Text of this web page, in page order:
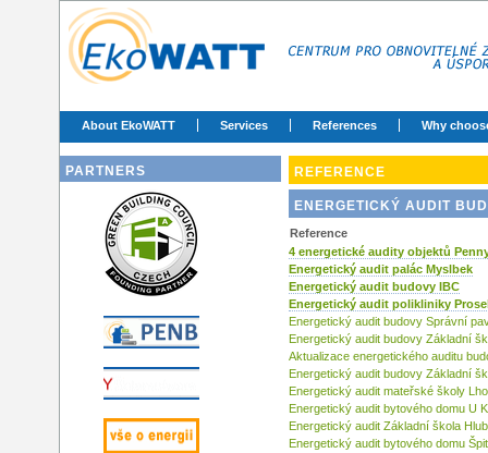
About EkoWATT Services References Why
PARTNERS REFERENCE
ENERGETICKÝ AUDIT
Reference
4 energetické audity objektů
Energetický audit palác Myslbek
Energetický audit budovy IBC
Energetický audit polikliniky
Energetický audit budovy Správní
Energetický audit budovy Základní
Aktualizace energetického auditu
Energetický audit budovy Základní
Energetický audit mateřské školy
Energetický audit bytového domu U
Energetický audit Základní škola
Energetický audit bytového domu